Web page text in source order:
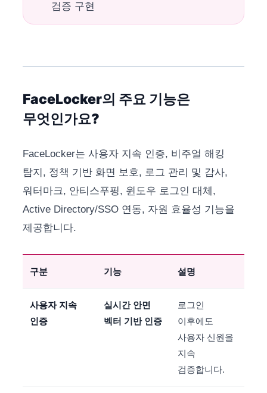
검증 구현
FaceLocker의 주요 기능은
무엇인가요?
FaceLocker는 사용자 지속 인증, 비주얼 해킹
탐지, 정책 기반 화면 보호, 로그 관리 및 감사,
워터마크, 안티스푸핑, 윈도우 로그인 대체,
Active Directory/SSO 연동, 자원 효율성 기능을
제공합니다.
구분 기능 설명
사용자 지속
인증
실시간 안면
벡터 기반 인증
로그인
이후에도
사용자 신원을
지속
검증합니다.